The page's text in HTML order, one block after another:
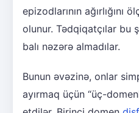
epizodlarının ağırlığını
olunur. Tədqiqatçılar bu
balı nəzərə almadılar.
Bunun əvəzinə, onlar
ayırmaq üçün “üç-